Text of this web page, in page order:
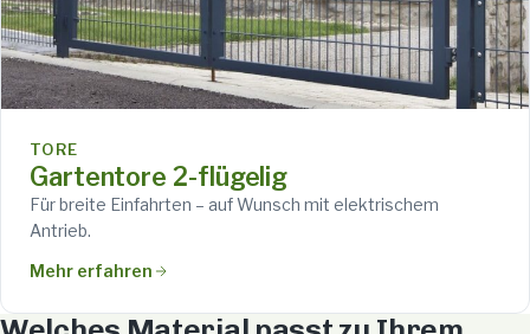
TORE
Gartentore 2-flügelig
Für breite Einfahrten – auf Wunsch mit elektrischem
Antrieb.
Mehr erfahren